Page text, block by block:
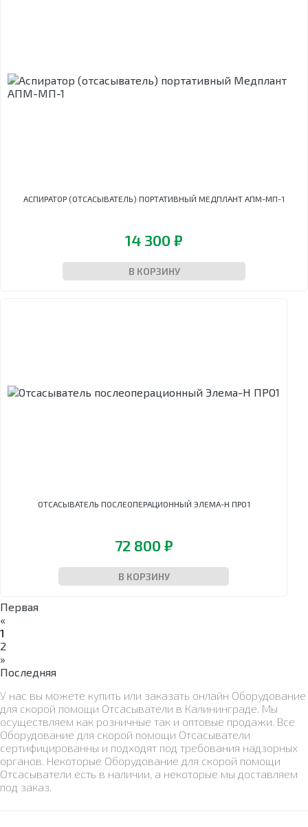
АСПИРАТОР (ОТСАСЫВАТЕЛЬ) ПОРТАТИВНЫЙ МЕДПЛАНТ АПМ-МП-1
14 300 ₽
В КОРЗИНУ
ОТСАСЫВАТЕЛЬ ПОСЛЕОПЕРАЦИОННЫЙ ЭЛЕМА-Н ПРО1
72 800 ₽
В КОРЗИНУ
Первая
«
1
2
»
Последняя
У нас вы можете купить или заказать онлайн Оборудование
для скорой помощи Отсасыватели в Калининграде. Мы
осуществляем как розничные так и оптовые продажи. Все
Оборудование для скорой помощи Отсасыватели
сертифицированны и подходят под требования надзорных
органов. Некоторые Оборудование для скорой помощи
Отсасыватели есть в наличии, а некоторые мы доставляем
под заказ.